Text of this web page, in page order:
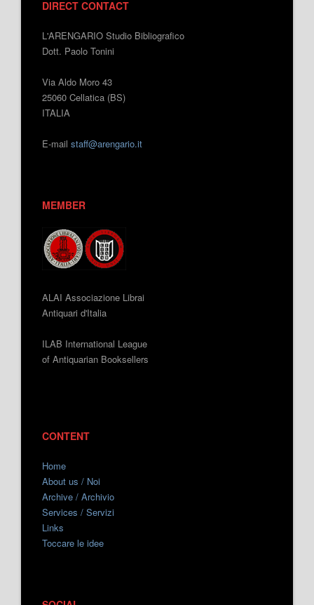
DIRECT CONTACT
L'ARENGARIO Studio Bibliografico
Dott. Paolo Tonini
Via Aldo Moro 43
25060 Cellatica (BS)
ITALIA
E-mail staff@arengario.it
MEMBER
ALAI Associazione Librai
Antiquari d'Italia
ILAB International League
of Antiquarian Booksellers
CONTENT
Home
About us / Noi
Archive / Archivio
Services / Servizi
Links
Toccare le idee